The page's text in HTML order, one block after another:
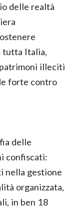
delle realtà
tutta Italia,
illeciti
forte contro
delle
confiscati:
nella gestione
organizzata,
in ben 18